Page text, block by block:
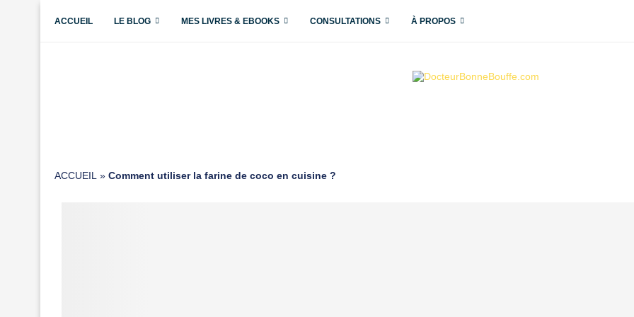
ACCUEIL LE BLOG MES LIVRES & EBOOKS CONSULTATIONS À PROPOS
ACCUEIL » Comment utiliser la farine de coco en cuisine ?